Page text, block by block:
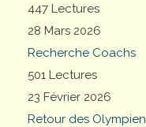
447 Lectures
28 Mars 2026
Recherche Coachs
501 Lectures
23 Février 2026
Retour des